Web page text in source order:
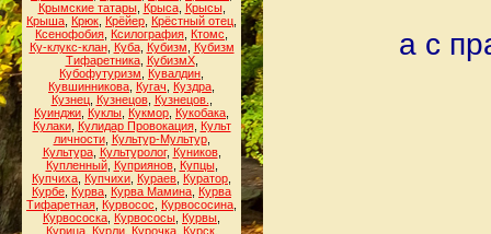
Крымские татары, Крыса, Крысы,
Крыша Крюк Крёйер Крёстный отец
Ксенофобия Ксилография Ктомс
Ку-клукс-клан, Куба, Кубизм
Кубизм
Тифаретника, КубизмХ,
Кубофутуризм
Кувалдин
Кувшинникова Кугач Куздра
Кузнец, Кузнецов, Кузнецов.
Куинджи Куклы Кукмор Кукобака
Кулаки, Кулидар Провокация, Культ
личности, Культур-Мультур,
Культура, Культуролог, Куников,
Купленный, Куприянов, Купцы,
Купчиха Купчихи Кураев Куратор
Курбе Курва Курва Мамина Курва
Тифаретная Курвосос Курвососина
Курвососка Курвососы Курвы
Курица, Курли, Курочка, Курск,
а с